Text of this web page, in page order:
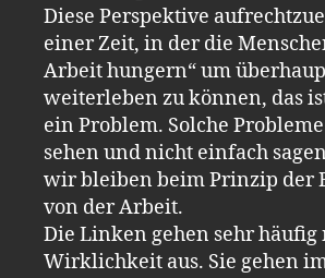
Diese Perspektive
einer Zeit, in der die
Arbeit hungern“ um
weiterleben zu können, das
ein Problem. Solche
sehen und nicht einfach
wir bleiben beim Prinzip der
von der Arbeit.
Die Linken gehen sehr
Wirklichkeit aus. Sie gehen